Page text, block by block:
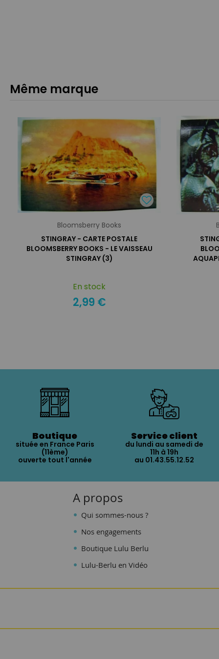
Même marque
Bloomsberry Books
STINGRAY - CARTE POSTALE
BLOOMSBERRY BOOKS - LE VAISSEAU
STINGRAY (3)
En stock
2,99 €
Boutique
située en France Paris
(11ème)
ouverte tout l'année
Service client
du lundi au samedi de
11h à 19h
au 01.43.55.12.52
A propos
Qui sommes-nous ?
Nos engagements
Boutique Lulu Berlu
Lulu-Berlu en Vidéo